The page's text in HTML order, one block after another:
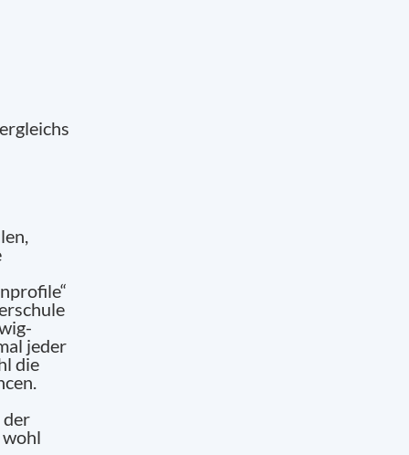
jeder
die
der